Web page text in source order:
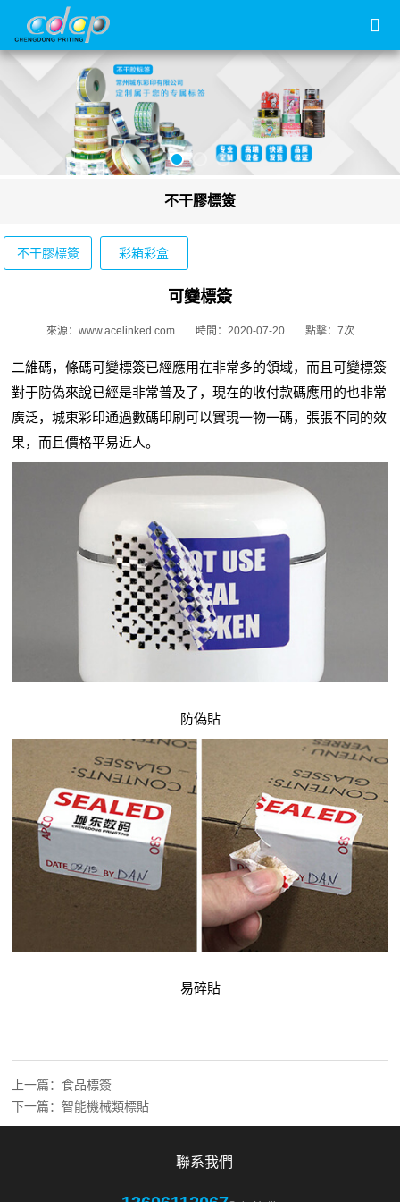
不干膠標簽
不干膠標簽 彩箱彩盒
可變標簽
來源：www.acelinked.com 時間：2020-07-20 點擊：7次
二維碼，條碼可變標簽已經應用在非常多的領域，而且可變標簽
對于防偽來說已經是非常普及了，現在的收付款碼應用的也非常
廣泛，城東彩印通過數碼印刷可以實現一物一碼，張張不同的效
果，而且價格平易近人。
防偽貼
易碎貼
上一篇：食品標簽
下一篇：智能機械類標貼
聯系我們